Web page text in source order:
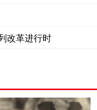
改革进行时